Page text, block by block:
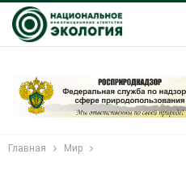
Главная Мир